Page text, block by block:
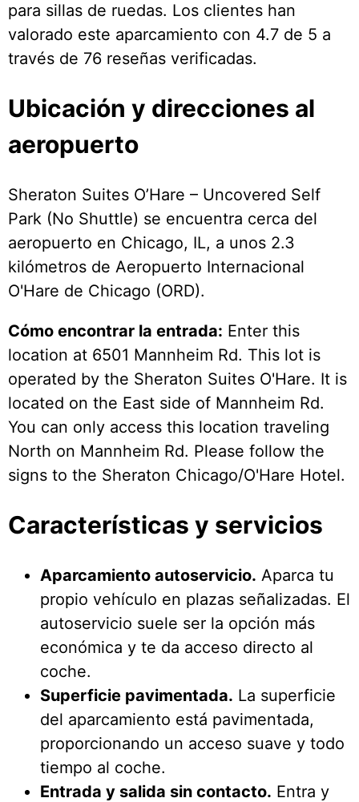
para sillas de ruedas. Los clientes han
valorado este aparcamiento con 4.7 de 5 a
través de 76 reseñas verificadas.
Ubicación y direcciones al
aeropuerto
Sheraton Suites O’Hare – Uncovered Self
Park (No Shuttle) se encuentra cerca del
aeropuerto en Chicago, IL, a unos 2.3
kilómetros de Aeropuerto Internacional
O'Hare de Chicago (ORD).
Cómo encontrar la entrada: Enter this
location at 6501 Mannheim Rd. This lot is
operated by the Sheraton Suites O'Hare. It is
located on the East side of Mannheim Rd.
You can only access this location traveling
North on Mannheim Rd. Please follow the
signs to the Sheraton Chicago/O'Hare Hotel.
Características y servicios
Aparcamiento autoservicio. Aparca tu
propio vehículo en plazas señalizadas. El
autoservicio suele ser la opción más
económica y te da acceso directo al
coche.
Superficie pavimentada. La superficie
del aparcamiento está pavimentada,
proporcionando un acceso suave y todo
tiempo al coche.
Entrada y salida sin contacto. Entra y